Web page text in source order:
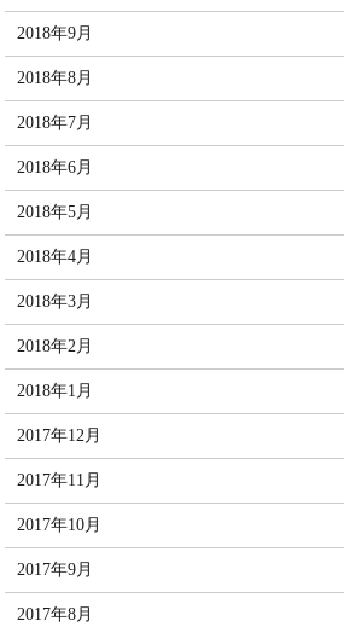
2018年9月
2018年8月
2018年7月
2018年6月
2018年5月
2018年4月
2018年3月
2018年2月
2018年1月
2017年12月
2017年11月
2017年10月
2017年9月
2017年8月